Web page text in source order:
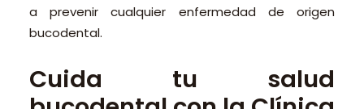
a prevenir cualquier enfermedad de origen
bucodental.
Cuida tu salud